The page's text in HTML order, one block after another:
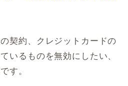
契約、クレジットカードの
いるものを無効にしたい、
す。